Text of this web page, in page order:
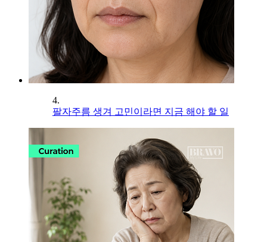
4.
팔자주름 생겨 고민이라면 지금 해야 할 일